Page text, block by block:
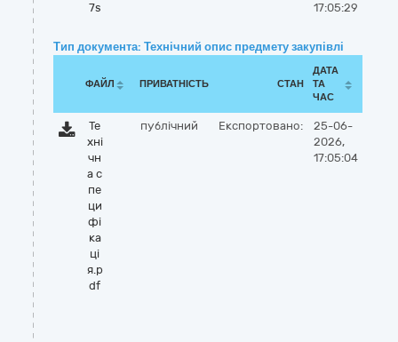
7s
17:05:29
Тип документа: Технічний опис предмету закупівлі
ФАЙЛ ПРИВАТНІСТЬ СТАН
ДАТА
ТА
ЧАС
Те
хні
чн
а с
пе
ци
фі
ка
ці
я.p
df
публічний Експортовано:
25-06-
2026,
17:05:04